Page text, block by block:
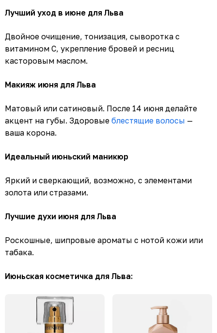
Лучший уход в июне для Льва
Двойное очищение, тонизация, сыворотка с
витамином С, укрепление бровей и ресниц
касторовым маслом.
Макияж июня для Льва
Матовый или сатиновый. После 14 июня делайте
акцент на губы. Здоровые блестящие волосы —
ваша корона.
Идеальный июньский маникюр
Яркий и сверкающий, возможно, с элементами
золота или стразами.
Лучшие духи июня для Льва
Роскошные, шипровые ароматы с нотой кожи или
табака.
Июньская косметичка для Льва: